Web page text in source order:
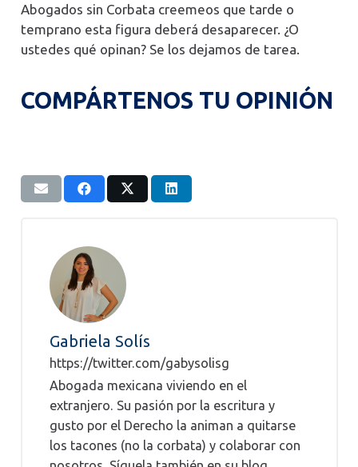
Abogados sin Corbata creemeos que tarde o
temprano esta figura deberá desaparecer. ¿O
ustedes qué opinan? Se los dejamos de tarea.
COMPÁRTENOS TU OPINIÓN
Gabriela Solís
https://twitter.com/gabysolisg
Abogada mexicana viviendo en el
extranjero. Su pasión por la escritura y
gusto por el Derecho la animan a quitarse
los tacones (no la corbata) y colaborar con